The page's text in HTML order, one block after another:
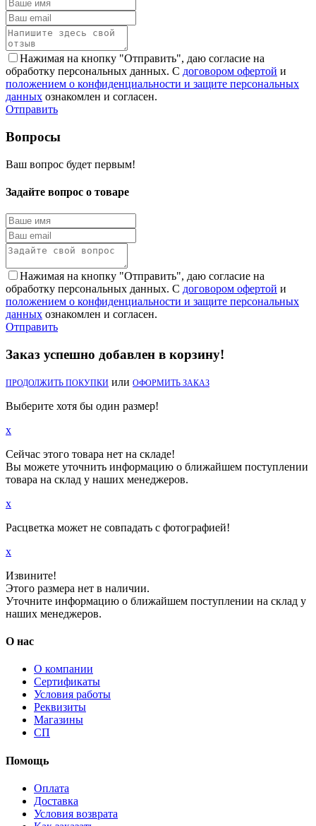
Нажимая на кнопку "Отправить", даю согласие на
обработку персональных данных. С договором офертой и
положением о конфиденциальности и защите персональных
данных ознакомлен и согласен.
Отправить
Вопросы
Ваш вопрос будет первым!
Задайте вопрос о товаре
Нажимая на кнопку "Отправить", даю согласие на
обработку персональных данных. С договором офертой и
положением о конфиденциальности и защите персональных
данных ознакомлен и согласен.
Отправить
Заказ успешно добавлен в корзину!
ПРОДОЛЖИТЬ ПОКУПКИ или ОФОРМИТЬ ЗАКАЗ
Выберите хотя бы один размер!
x
Сейчас этого товара нет на складе!
Вы можете уточнить информацию о ближайшем поступлении
товара на склад у наших менеджеров.
x
Расцветка может не совпадать с фотографией!
x
Извините!
Этого размера нет в наличии.
Уточните информацию о ближайшем поступлении на склад у
наших менеджеров.
О нас
О компании
Сертификаты
Условия работы
Реквизиты
Магазины
СП
Помощь
Оплата
Доставка
Условия возврата